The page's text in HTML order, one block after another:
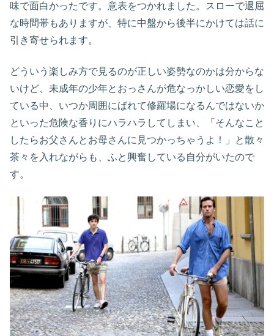
味で面白かったです。意表をつかれました。スローで退屈
な時間帯もありますが、特に中盤から後半にかけては話に
引き寄せられます。
どういう楽しみ方で見るのが正しい姿勢なのかは分からな
いけど、未成年の少年とおっさんが危なっかしい恋愛をし
ている中、いつか周囲にばれて修羅場になるんではないか
といった危険な香りにハラハラしてしまい、「そんなこと
したらお父さんとお母さんに見つかっちゃうよ！」と散々
茶々を入れながらも、ふと興奮している自分がいたので
す。